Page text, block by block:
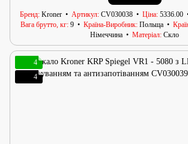
Бренд Kroner Артикул CV030038 Ціна 5336.00
Вага брутто, кг 9 Країна-Виробник Польща
Німеччина
Матеріал Скло
4
4